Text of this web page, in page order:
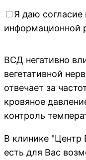
Я даю согласие
информационной
ВСД негативно
вегетативной
отвечает за
кровяное
контроль
В клинике "Центр
есть для Вас